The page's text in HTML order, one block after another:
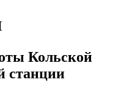
Кольской
станции